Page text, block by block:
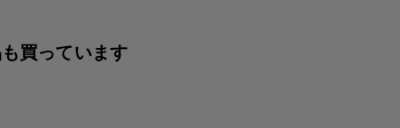
買っています